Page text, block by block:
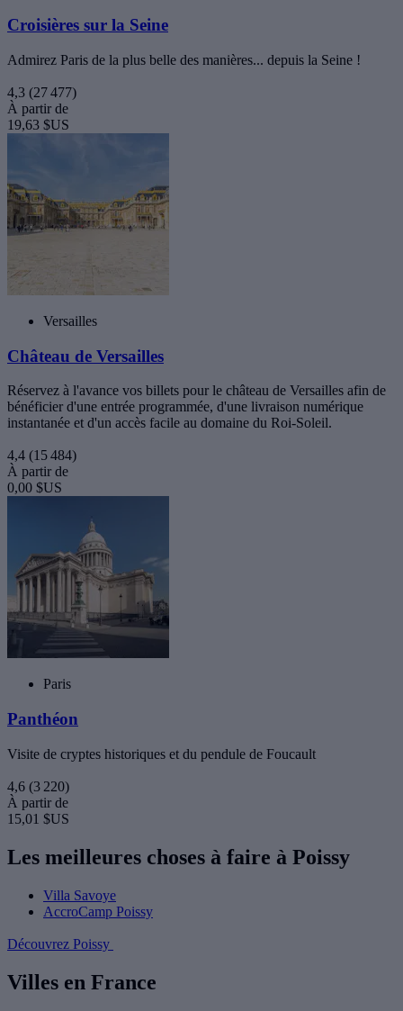
Croisières sur la Seine
Admirez Paris de la plus belle des manières... depuis la Seine !
4,3 (27 477)
À partir de
19,63 $US
Versailles
Château de Versailles
Réservez à l'avance vos billets pour le château de Versailles afin de
bénéficier d'une entrée programmée, d'une livraison numérique
instantanée et d'un accès facile au domaine du Roi-Soleil.
4,4 (15 484)
À partir de
0,00 $US
Paris
Panthéon
Visite de cryptes historiques et du pendule de Foucault
4,6 (3 220)
À partir de
15,01 $US
Les meilleures choses à faire à Poissy
Villa Savoye
AccroCamp Poissy
Découvrez Poissy
Villes en France